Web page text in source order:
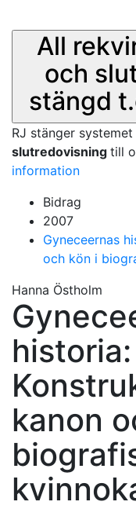
All
och
stängd
RJ stänger
slutredovisning till
information
Bidrag
2007
Gyneceernas
och kön i
Hanna Östholm
historia:
kanon